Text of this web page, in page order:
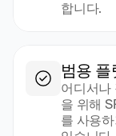
합니다.
범용 플
어디서나
을 위해
를 사용